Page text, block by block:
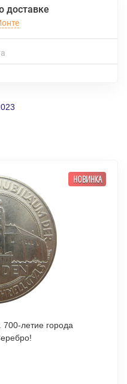
доставке
НОВИНКА
в Верхней Австрии Серебро!